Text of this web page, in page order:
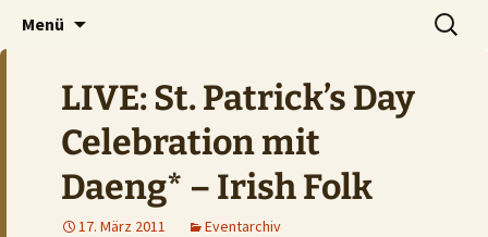
DOMHAN
Der Pub auf dem Ölberg
Menü
Suchen
nach:
LIVE: St. Patrick’s Day
Celebration mit
Daeng* – Irish Folk
17. März 2011 Eventarchiv